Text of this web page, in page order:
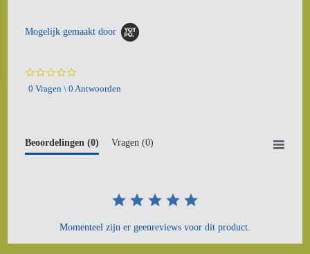
Mogelijk gemaakt door
star
0 Vragen \ 0 Antwoorden
Beoordelingen (0) Vragen (0)
Momenteel zijn er geenreviews voor dit product.